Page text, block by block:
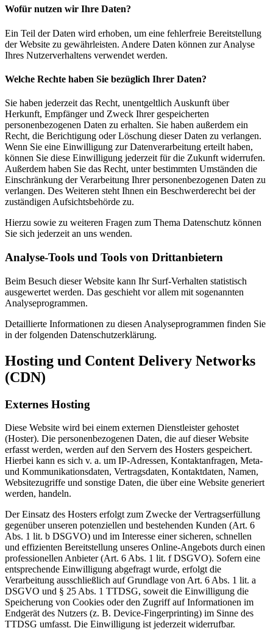
Wofür nutzen wir Ihre Daten?
Ein Teil der Daten wird erhoben, um eine fehlerfreie Bereitstellung
der Website zu gewährleisten. Andere Daten können zur Analyse
Ihres Nutzerverhaltens verwendet werden.
Welche Rechte haben Sie bezüglich Ihrer Daten?
Sie haben jederzeit das Recht, unentgeltlich Auskunft über
Herkunft, Empfänger und Zweck Ihrer gespeicherten
personenbezogenen Daten zu erhalten. Sie haben außerdem ein
Recht, die Berichtigung oder Löschung dieser Daten zu verlangen.
Wenn Sie eine Einwilligung zur Datenverarbeitung erteilt haben,
können Sie diese Einwilligung jederzeit für die Zukunft widerrufen.
Außerdem haben Sie das Recht, unter bestimmten Umständen die
Einschränkung der Verarbeitung Ihrer personenbezogenen Daten zu
verlangen. Des Weiteren steht Ihnen ein Beschwerderecht bei der
zuständigen Aufsichtsbehörde zu.
Hierzu sowie zu weiteren Fragen zum Thema Datenschutz können
Sie sich jederzeit an uns wenden.
Analyse-Tools und Tools von Dritt­anbietern
Beim Besuch dieser Website kann Ihr Surf-Verhalten statistisch
ausgewertet werden. Das geschieht vor allem mit sogenannten
Analyseprogrammen.
Detaillierte Informationen zu diesen Analyseprogrammen finden Sie
in der folgenden Datenschutzerklärung.
Hosting und Content Delivery Networks
(CDN)
Externes Hosting
Diese Website wird bei einem externen Dienstleister gehostet
(Hoster). Die personenbezogenen Daten, die auf dieser Website
erfasst werden, werden auf den Servern des Hosters gespeichert.
Hierbei kann es sich v. a. um IP-Adressen, Kontaktanfragen, Meta-
und Kommunikationsdaten, Vertragsdaten, Kontaktdaten, Namen,
Websitezugriffe und sonstige Daten, die über eine Website generiert
werden, handeln.
Der Einsatz des Hosters erfolgt zum Zwecke der Vertragserfüllung
gegenüber unseren potenziellen und bestehenden Kunden (Art. 6
Abs. 1 lit. b DSGVO) und im Interesse einer sicheren, schnellen
und effizienten Bereitstellung unseres Online-Angebots durch einen
professionellen Anbieter (Art. 6 Abs. 1 lit. f DSGVO). Sofern eine
entsprechende Einwilligung abgefragt wurde, erfolgt die
Verarbeitung ausschließlich auf Grundlage von Art. 6 Abs. 1 lit. a
DSGVO und § 25 Abs. 1 TTDSG, soweit die Einwilligung die
Speicherung von Cookies oder den Zugriff auf Informationen im
Endgerät des Nutzers (z. B. Device-Fingerprinting) im Sinne des
TTDSG umfasst. Die Einwilligung ist jederzeit widerrufbar.